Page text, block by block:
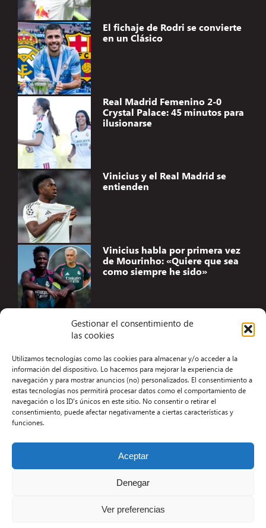
Gestionar el consentimiento de
las cookies
Utilizamos tecnologías como las cookies para almacenar y/o acceder a la
información del dispositivo. Lo hacemos para mejorar la experiencia de
navegación y para mostrar anuncios (no) personalizados. El consentimiento a
estas tecnologías nos permitirá procesar datos como el comportamiento de
navegación o los ID's únicos en este sitio. No consentir o retirar el
consentimiento, puede afectar negativamente a ciertas características y
funciones.
Aceptar
Denegar
Ver preferencias
El fichaje de Rodri se convierte
en un Clásico
Real Madrid Femenino 2-0
Crystal Palace: 45 minutos para
ilusionarse
Vinicius y el Real Madrid se
entienden
Vinicius habla por primera vez
de Mourinho: «Quiere que sea
como siempre he sido»
Aviso Legal
Términos y condiciones
Política de privacidad
Contacto
Desarrollo Web por Kiwop